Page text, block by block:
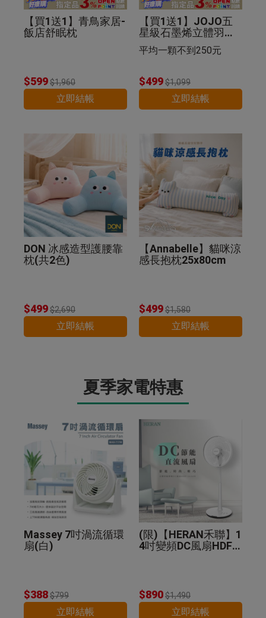
【買1送1】青鳥家居-
飯店舒眠枕
$599$1,960
立即結帳
【買1送1】JOJO五
星級石墨烯立體羽絲
絨枕(紐花枕)
平均一顆不到250元
$499$1,099
立即結帳
DON 冰感造型護腰靠
枕(共2色)
$499$2,690
立即結帳
【Annabelle】貓咪涼
感長抱枕25x80cm
$499$1,580
立即結帳
夏季家電特惠
Massey 7吋渦流循環
扇(白)
$388$799
立即結帳
(限)【HERAN禾聯】1
4吋變頻DC風扇HDF-1
$890$1,490
立即結帳